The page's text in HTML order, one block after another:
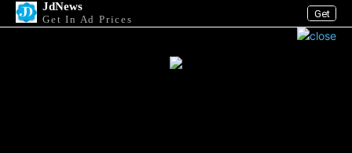
Get
JdNews
Get In Ad Prices